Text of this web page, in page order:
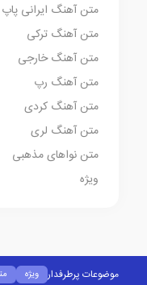
متن آهنگ ایرانی پاپ
متن آهنگ ترکی
متن آهنگ خارجی
متن آهنگ رپ
متن آهنگ کردی
متن آهنگ لری
متن نواهای مذهبی
ویژه
موضوعات پرطرفدار ویژه